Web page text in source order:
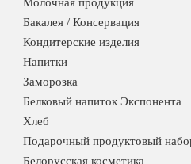
Бакалея / Консервация
Кондитерские изделия
Напитки
Заморозка
Белковый напиток Экспонента
Хлеб
Подарочный продуктовый
Белорусская косметика